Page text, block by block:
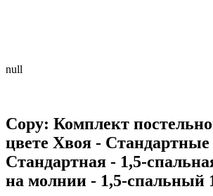
null
Copy: Комплект
цвете Хвоя - Стандартные
Стандартная - 1,5-
на молнии - 1,5-спальный